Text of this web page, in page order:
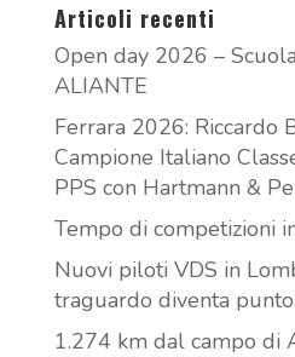
Articoli recenti
Open day 2026 –
ALIANTE
Ferrara 2026: Riccardo
Campione Italiano
PPS con Hartmann &
Tempo di competizioni
Nuovi piloti VDS in
traguardo diventa
1.274 km dal campo di